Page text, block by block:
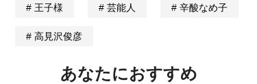
王子様 芸能人 辛酸なめ子
高見沢俊彦
あなたにおすすめ